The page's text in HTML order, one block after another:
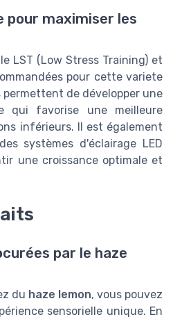
maximiser les
LST (Low Stress Training) et
pour cette variete
permettent de développer une
qui favorise une meilleure
inférieurs. Il est également
systèmes d'éclairage LED
une croissance optimale et
par le haze
du haze lemon, vous pouvez
sensorielle unique. En